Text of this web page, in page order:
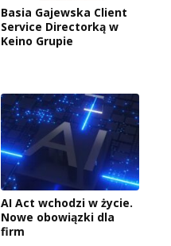
Basia Gajewska Client
Service Directorką w
Keino Grupie
AI Act wchodzi w życie.
Nowe obowiązki dla
firm